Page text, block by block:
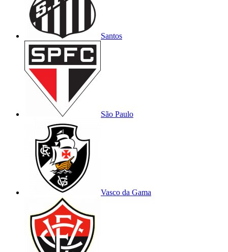
Santos
São Paulo
Vasco da Gama